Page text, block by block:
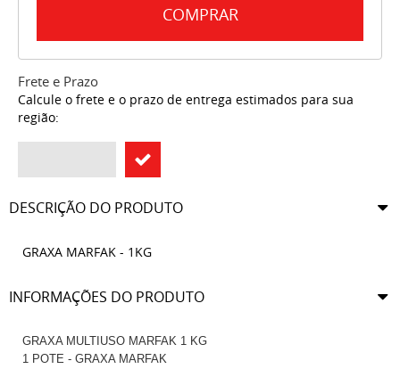
COMPRAR
Frete e Prazo
Calcule o frete e o prazo de entrega estimados para sua
região:
DESCRIÇÃO DO PRODUTO
GRAXA MARFAK - 1KG
INFORMAÇÕES DO PRODUTO
GRAXA MULTIUSO MARFAK 1 KG
1 POTE - GRAXA MARFAK